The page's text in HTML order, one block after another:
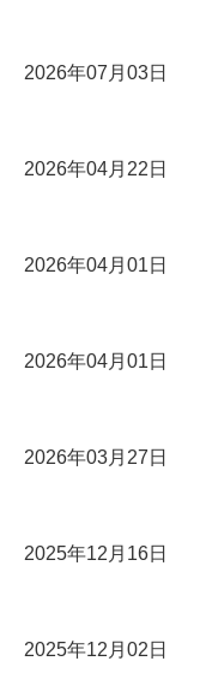
2026年07月03日
2026年04月22日
2026年04月01日
2026年04月01日
2026年03月27日
2025年12月16日
2025年12月02日